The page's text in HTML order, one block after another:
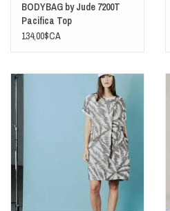
BODYBAG by Jude 7200T
Pacifica Top
134,00$CA